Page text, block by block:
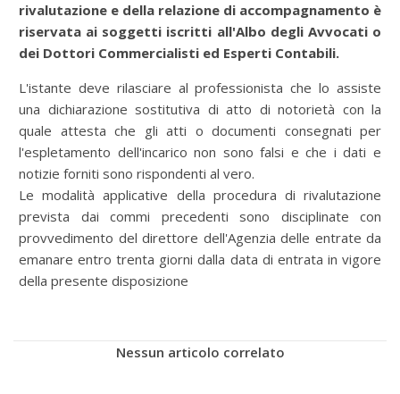
rivalutazione e della relazione di accompagnamento è
riservata ai soggetti iscritti all'Albo degli Avvocati o
dei Dottori Commercialisti ed Esperti Contabili.
L'istante deve rilasciare al professionista che lo assiste
una dichiarazione sostitutiva di atto di notorietà con la
quale attesta che gli atti o documenti consegnati per
l'espletamento dell'incarico non sono falsi e che i dati e
notizie forniti sono rispondenti al vero.
Le modalità applicative della procedura di rivalutazione
prevista dai commi precedenti sono disciplinate con
provvedimento del direttore dell'Agenzia delle entrate da
emanare entro trenta giorni dalla data di entrata in vigore
della presente disposizione
Nessun articolo correlato